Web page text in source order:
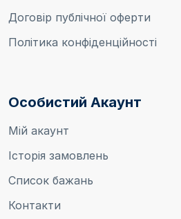
Договір публічної оферти
Політика конфіденційності
Особистий Акаунт
Мій акаунт
Історія замовлень
Список бажань
Контакти